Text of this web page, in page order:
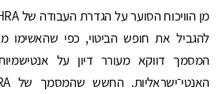
המסמך דווקא מעורר דיון על